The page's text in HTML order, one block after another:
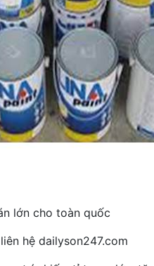
lớn cho toàn quốc
hệ dailyson247.com